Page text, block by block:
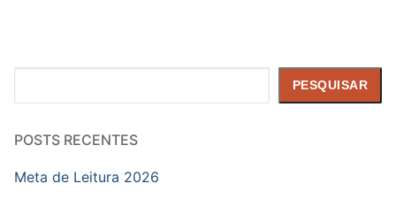
PESQUISAR
POSTS RECENTES
Meta de Leitura 2026